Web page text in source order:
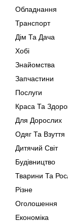
Обладнання
Транспорт
Дім Та Дача
Хобі
Знайомства
Запчастини
Послуги
Краса Та
Для Дорослих
Одяг Та Взуття
Дитячий Світ
Будівництво
Тварини Та
Різне
Оголошення
Економіка